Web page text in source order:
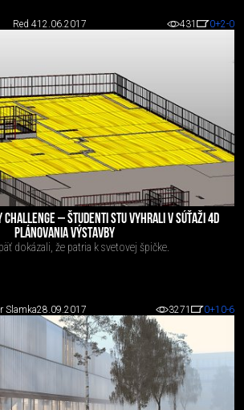
Red 412.06.2017 431 0+2-0
CHALLENGE – ŠTUDENTI STU VYHRALI V SÚŤAŽI 4D
PLÁNOVANIA VÝSTAVBY
dokázali, že patria k svetovej špičke.
Slamka28.09.2017 3271 0+10-6